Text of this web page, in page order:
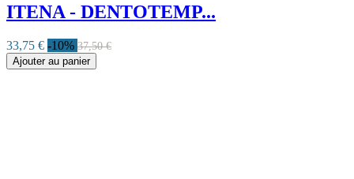
ITENA - DENTOTEMP...
33,75 € -10% 37,50 €
Ajouter au panier